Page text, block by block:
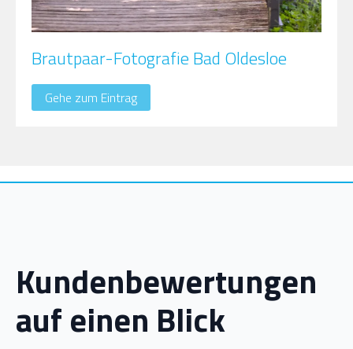
Brautpaar-Fotografie Bad Oldesloe
Gehe zum Eintrag
Kundenbewertungen
auf einen Blick